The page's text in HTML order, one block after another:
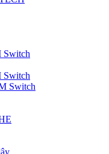
Switch
Switch